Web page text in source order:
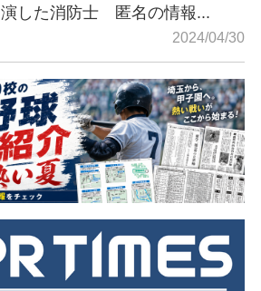
演した消防士 匿名の情報...
2024/04/30